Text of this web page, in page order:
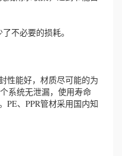
不必要的损耗。
能好，材质尽可能的为
系统无泄漏，使用寿命
PE、PPR管材采用国内知